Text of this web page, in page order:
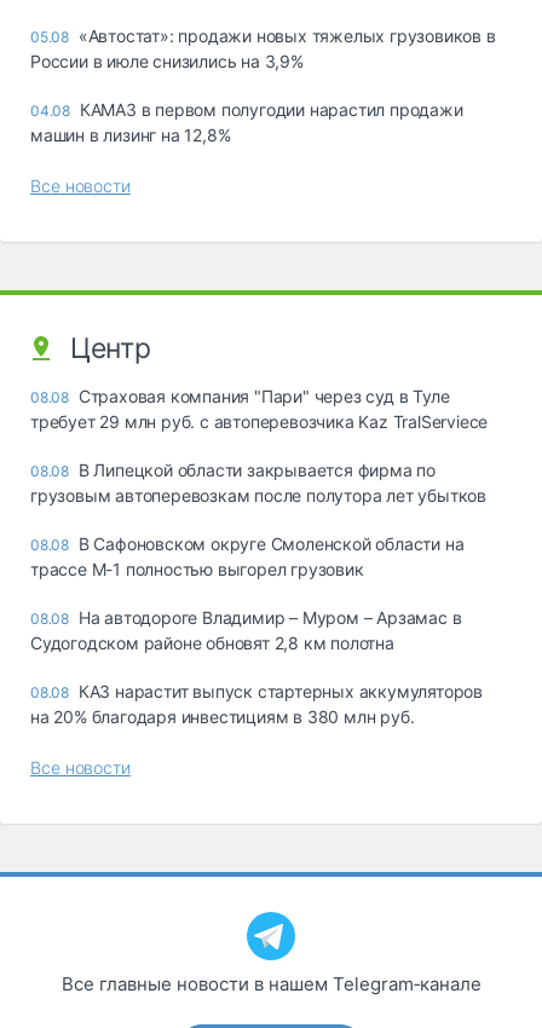
05.08 «Автостат»: продажи новых тяжелых грузовиков в
России в июле снизились на 3,9%
04.08 КАМАЗ в первом полугодии нарастил продажи
машин в лизинг на 12,8%
Все новости
Центр
08.08 Страховая компания "Пари" через суд в Туле
требует 29 млн руб. с автоперевозчика Kaz TralServiece
08.08 В Липецкой области закрывается фирма по
грузовым автоперевозкам после полутора лет убытков
08.08 В Сафоновском округе Смоленской области на
трассе М-1 полностью выгорел грузовик
08.08 На автодороге Владимир – Муром – Арзамас в
Судогодском районе обновят 2,8 км полотна
08.08 КАЗ нарастит выпуск стартерных аккумуляторов
на 20% благодаря инвестициям в 380 млн руб.
Все новости
Все главные новости в нашем Telegram‑канале